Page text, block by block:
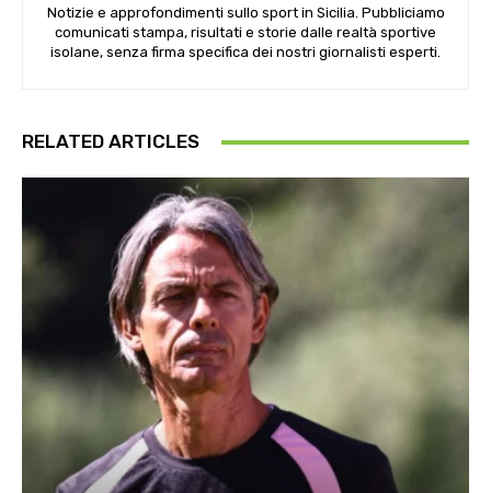
Notizie e approfondimenti sullo sport in Sicilia. Pubbliciamo
comunicati stampa, risultati e storie dalle realtà sportive
isolane, senza firma specifica dei nostri giornalisti esperti.
RELATED ARTICLES